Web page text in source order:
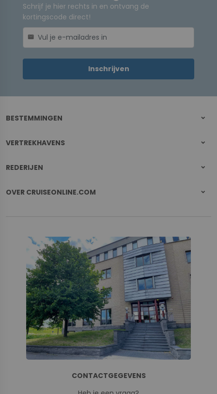
Schrijf je hier rechts in en ontvang de
kortingscode direct!
mail
Inschrijven
BESTEMMINGEN
VERTREKHAVENS
REDERIJEN
OVER CRUISEONLINE.COM
CONTACTGEGEVENS